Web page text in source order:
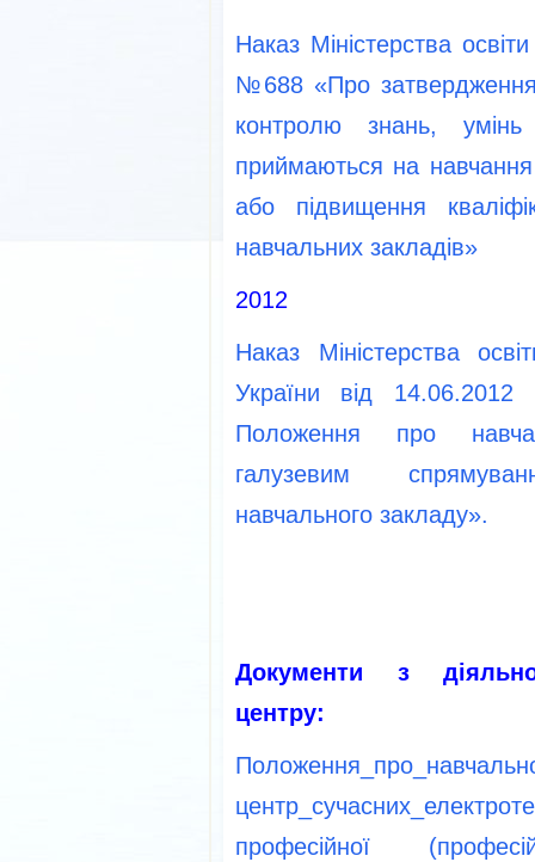
Наказ Міністерства
№688 «Про
контролю знань,
приймаються на
або підвищення
навчальних закладів»
2012
Наказ Міністерства
України від
Положення про
галузевим
навчального закладу».
Документи з
центру:
професійної